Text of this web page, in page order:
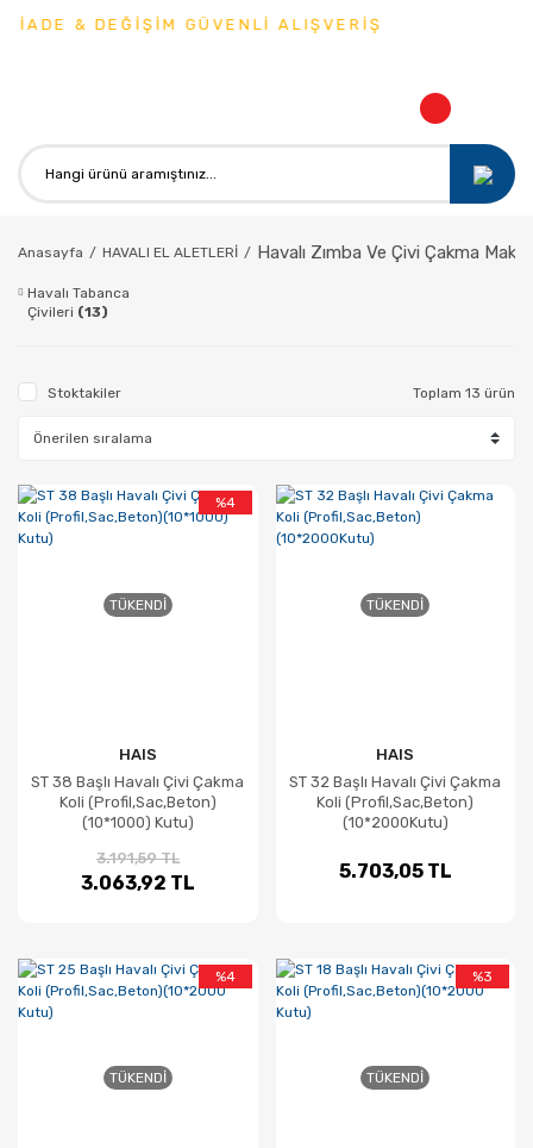
İADE & DEĞİŞİM GÜVENLİ ALIŞVERİŞ
Anasayfa HAVALI EL ALETLERİ Havalı Zımba Ve Çivi Çakma
Havalı Tabanca
Çivileri (13)
Stoktakiler Toplam 13 ürün
%4
TÜKENDI
HAIS
ST 38 Başlı Havalı Çivi Çakma
Koli (Profil,Sac,Beton)
(10*1000) Kutu)
3.191,59 TL
3.063,92 TL
TÜKENDI
HAIS
ST 32 Başlı Havalı Çivi Çakma
Koli (Profil,Sac,Beton)
(10*2000Kutu)
5.703,05 TL
%4
TÜKENDI
%3
TÜKENDI